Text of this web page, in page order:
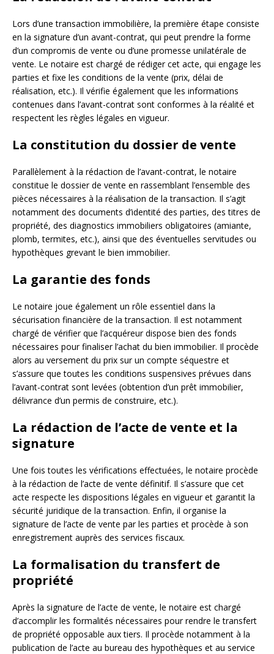
Lors d’une transaction immobilière, la première étape consiste
en la signature d’un avant-contrat, qui peut prendre la forme
d’un compromis de vente ou d’une promesse unilatérale de
vente. Le notaire est chargé de rédiger cet acte, qui engage les
parties et fixe les conditions de la vente (prix, délai de
réalisation, etc.). Il vérifie également que les informations
contenues dans l’avant-contrat sont conformes à la réalité et
respectent les règles légales en vigueur.
La constitution du dossier de vente
Parallèlement à la rédaction de l’avant-contrat, le notaire
constitue le dossier de vente en rassemblant l’ensemble des
pièces nécessaires à la réalisation de la transaction. Il s’agit
notamment des documents d’identité des parties, des titres de
propriété, des diagnostics immobiliers obligatoires (amiante,
plomb, termites, etc.), ainsi que des éventuelles servitudes ou
hypothèques grevant le bien immobilier.
La garantie des fonds
Le notaire joue également un rôle essentiel dans la
sécurisation financière de la transaction. Il est notamment
chargé de vérifier que l’acquéreur dispose bien des fonds
nécessaires pour finaliser l’achat du bien immobilier. Il procède
alors au versement du prix sur un compte séquestre et
s’assure que toutes les conditions suspensives prévues dans
l’avant-contrat sont levées (obtention d’un prêt immobilier,
délivrance d’un permis de construire, etc.).
La rédaction de l’acte de vente et la
signature
Une fois toutes les vérifications effectuées, le notaire procède
à la rédaction de l’acte de vente définitif. Il s’assure que cet
acte respecte les dispositions légales en vigueur et garantit la
sécurité juridique de la transaction. Enfin, il organise la
signature de l’acte de vente par les parties et procède à son
enregistrement auprès des services fiscaux.
La formalisation du transfert de
propriété
Après la signature de l’acte de vente, le notaire est chargé
d’accomplir les formalités nécessaires pour rendre le transfert
de propriété opposable aux tiers. Il procède notamment à la
publication de l’acte au bureau des hypothèques et au service